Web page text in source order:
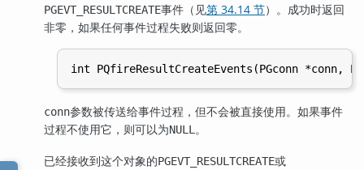
PGEVT_RESULTCREATE事件（见第 34.14 节）。成功时返回
非零，如果任何事件过程失败则返回零。
conn参数被传送给事件过程，但不会被直接使用。如果事件
过程不使用它，则可以为NULL。
已经接收到这个对象的PGEVT_RESULTCREATE或